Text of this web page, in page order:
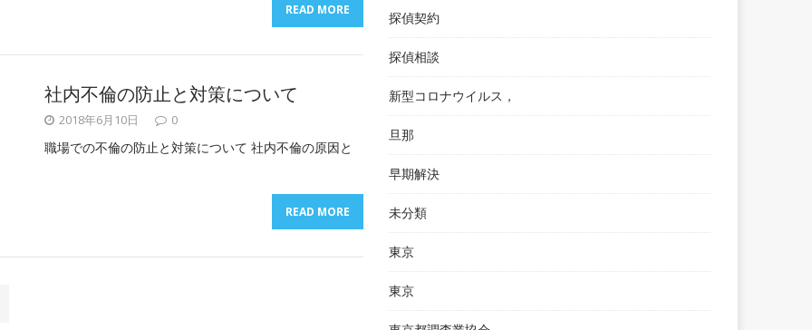
READ MORE
社内不倫の防止と対策について
2018年6月10日 0
職場での不倫の防止と対策について 社内不倫の原因と
READ MORE
探偵契約
探偵相談
新型コロナウイルス，
旦那
早期解決
未分類
東京
東京